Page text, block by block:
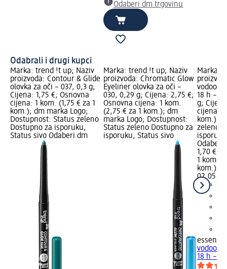
Odaberi dm trgovinu
Odabrali i drugi kupci
Marka: trend !t up; Naziv
proizvoda: Contour & Glide
olovka za oči – 037, 0,3 g;
Cijena: 1,75 €; Osnovna
cijena: 1 kom. (1,75 € za 1
kom.); dm marka Logo;
Dostupnost: Status zeleno
Dostupno za isporuku,
Status sivo Odaberi dm
Marka: trend !t up; Naziv
proizvoda: Chromatic Glow
Eyeliner olovka za oči –
030, 0,29 g; Cijena: 2,75 €;
Osnovna cijena: 1 kom.
(2,75 € za 1 kom.); dm
marka Logo; Dostupnost:
Status zeleno Dostupno za
isporuku, Status sivo
Marka:
18 h –
g;
cijena: 1
kom.);
zeleno
Odaberi
1,70 €
1 kom.
kom.)
essence
18 h –